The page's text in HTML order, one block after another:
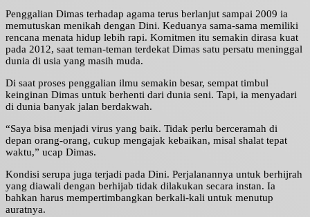
Penggalian Dimas terhadap agama terus berlanjut sampai 2009 ia
memutuskan menikah dengan Dini. Keduanya sama-sama memiliki
rencana menata hidup lebih rapi. Komitmen itu semakin dirasa kuat
pada 2012, saat teman-teman terdekat Dimas satu persatu meninggal
dunia di usia yang masih muda.
Di saat proses penggalian ilmu semakin besar, sempat timbul
keinginan Dimas untuk berhenti dari dunia seni. Tapi, ia menyadari
di dunia banyak jalan berdakwah.
“Saya bisa menjadi virus yang baik. Tidak perlu berceramah di
depan orang-orang, cukup mengajak kebaikan, misal shalat tepat
waktu,” ucap Dimas.
Kondisi serupa juga terjadi pada Dini. Perjalanannya untuk berhijrah
yang diawali dengan berhijab tidak dilakukan secara instan. Ia
bahkan harus mempertimbangkan berkali-kali untuk menutup
auratnya.